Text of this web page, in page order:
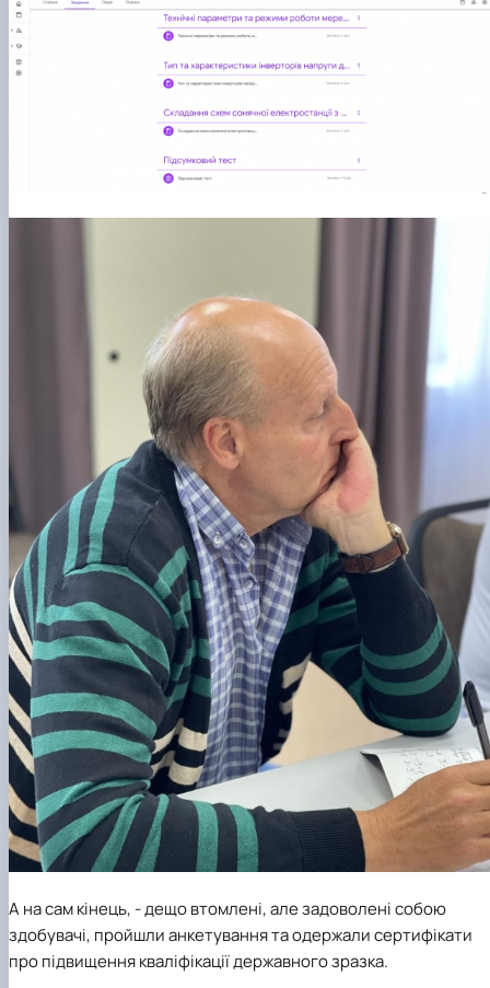
А на сам кінець, - дещо втомлені, але задоволені собою
здобувачі, пройшли анкетування та одержали сертифікати
про підвищення кваліфікації державного зразка.